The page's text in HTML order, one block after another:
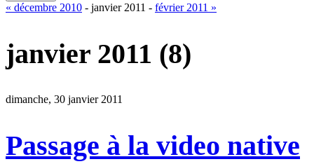
« décembre 2010 - janvier 2011 - février 2011 »
janvier 2011 (8)
dimanche, 30 janvier 2011
Passage à la video native